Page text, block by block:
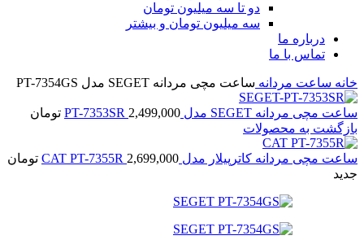
دو تا سه میلیون تومان
سه میلیون تومان و بیشتر
درباره ما
تماس با ما
خانه ساعت مردانه ساعت مچی مردانه SEGET مدل PT-7354GS
ساعت مچی مردانه SEGET مدل PT-7353SR 2,499,000
تومان
بازگشت به محصولات
ساعت مچی مردانه کاترپیلار مدل CAT PT-7355R 2,699,000
تومان
جدید